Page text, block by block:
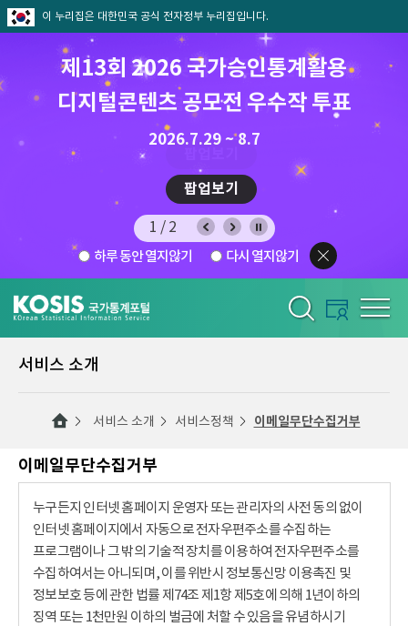
이 누리집은 대한민국 공식 전자정부 누리집입니다.
제13회 2026 국가승인통계활용
디지털콘텐츠 공모전 우수작 투표
2026.7.29 ~ 8.7
팝업보기
8월 통계찾기 퀴즈이벤트
8.7.(금) ~ 8.21.(금)
1/2
하루 동안 열지않기 다시 열지않기
서비스 소개
서비스 소개 서비스정책 이메일무단수집거부
이메일무단수집거부
누구든지 인터넷 홈페이지 운영자 또는 관리자의 사전 동의 없이
인터넷 홈페이지에서 자동으로 전자우편주소를 수집하는
프로그램이나 그 밖의 기술적 장치를 이용하여 전자우편주소를
수집하여서는 아니되며, 이를 위반시 정보통신망 이용촉진 및
정보보호 등에 관한 법률 제74조 제1항 제5호에 의해 1년이하의
징역 또는 1천만원 이하의 벌금에 처할 수 있음을 유념하시기